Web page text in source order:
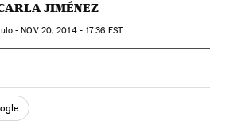
JIMÉNEZ
-NOV20, 2014 - 17:36 EST
Twitter
Redes Sociales